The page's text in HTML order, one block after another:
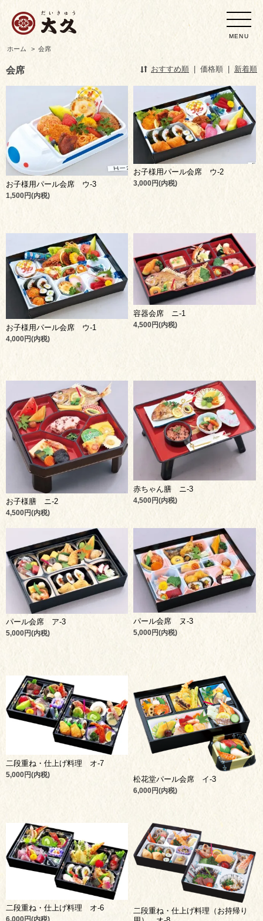
MENU
ホーム > 会席
会席 おすすめ順 価格順 新着順
お子様用パール会席 ウ-3
1,500円(内税)
お子様用パール会席 ウ-2
3,000円(内税)
お子様用パール会席 ウ-1
4,000円(内税)
容器会席 ニ-1
4,500円(内税)
お子様膳 ニ-2
4,500円(内税)
赤ちゃん膳 ニ-3
4,500円(内税)
パール会席 ア-3
5,000円(内税)
パール会席 ヌ-3
5,000円(内税)
二段重ね・仕上げ料理 オ-7
5,000円(内税)
松花堂パール会席 イ-3
6,000円(内税)
二段重ね・仕上げ料理 オ-6
6,000円(内税)
二段重ね・仕上げ料理（お持帰り